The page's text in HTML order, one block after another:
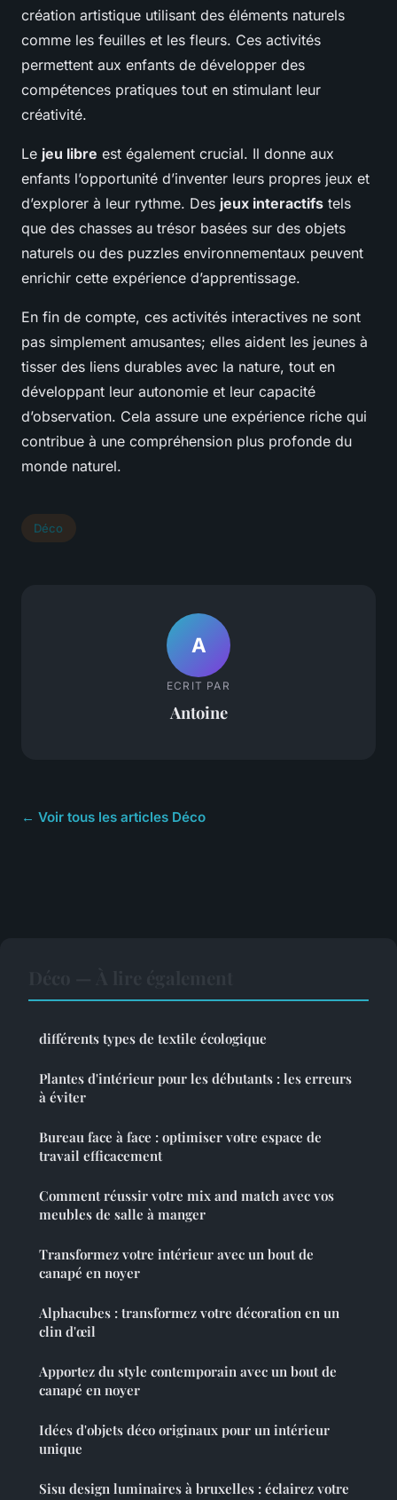
création artistique utilisant des éléments naturels
comme les feuilles et les fleurs. Ces activités
permettent aux enfants de développer des
compétences pratiques tout en stimulant leur
créativité.
Le jeu libre est également crucial. Il donne aux
enfants l’opportunité d’inventer leurs propres jeux et
d’explorer à leur rythme. Des jeux interactifs tels
que des chasses au trésor basées sur des objets
naturels ou des puzzles environnementaux peuvent
enrichir cette expérience d’apprentissage.
En fin de compte, ces activités interactives ne sont
pas simplement amusantes; elles aident les jeunes à
tisser des liens durables avec la nature, tout en
développant leur autonomie et leur capacité
d’observation. Cela assure une expérience riche qui
contribue à une compréhension plus profonde du
monde naturel.
Déco
A
ECRIT PAR
Antoine
← Voir tous les articles Déco
différents types de textile écologique
Plantes d'intérieur pour les débutants : les erreurs
à éviter
Bureau face à face : optimiser votre espace de
travail efficacement
Comment réussir votre mix and match avec vos
meubles de salle à manger
Transformez votre intérieur avec un bout de
canapé en noyer
Alphacubes : transformez votre décoration en un
clin d'œil
Apportez du style contemporain avec un bout de
canapé en noyer
Idées d'objets déco originaux pour un intérieur
unique
Sisu design luminaires à bruxelles : éclairez votre